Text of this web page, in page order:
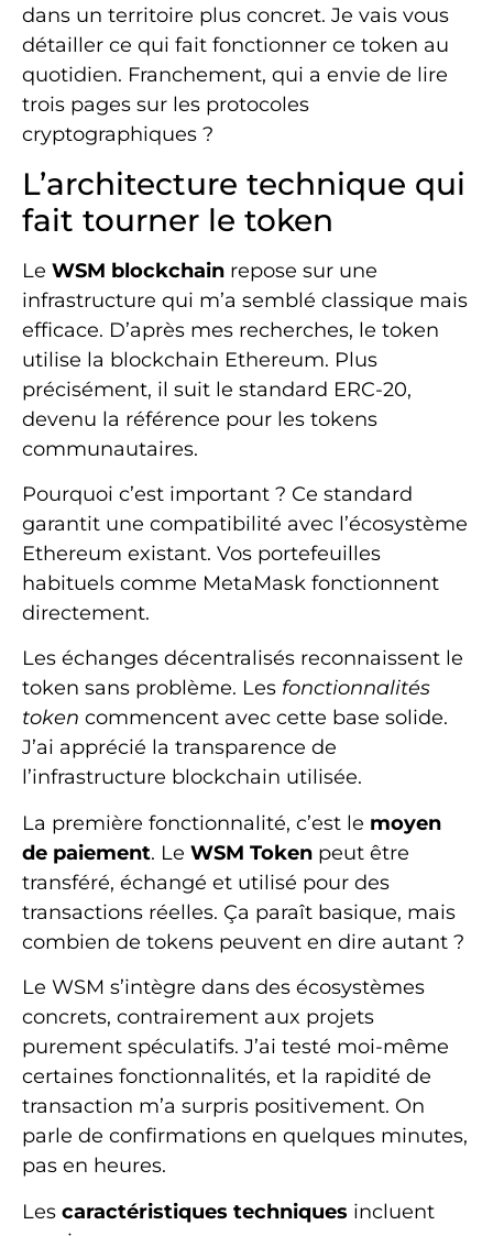
dans un territoire plus concret. Je vais vous
détailler ce qui fait fonctionner ce token au
quotidien. Franchement, qui a envie de lire
trois pages sur les protocoles
cryptographiques ?
L’architecture technique qui
fait tourner le token
Le WSM blockchain repose sur une
infrastructure qui m’a semblé classique mais
efficace. D’après mes recherches, le token
utilise la blockchain Ethereum. Plus
précisément, il suit le standard ERC-20,
devenu la référence pour les tokens
communautaires.
Pourquoi c’est important ? Ce standard
garantit une compatibilité avec l’écosystème
Ethereum existant. Vos portefeuilles
habituels comme MetaMask fonctionnent
directement.
Les échanges décentralisés reconnaissent le
token sans problème. Les fonctionnalités
token commencent avec cette base solide.
J’ai apprécié la transparence de
l’infrastructure blockchain utilisée.
La première fonctionnalité, c’est le moyen
de paiement. Le WSM Token peut être
transféré, échangé et utilisé pour des
transactions réelles. Ça paraît basique, mais
combien de tokens peuvent en dire autant ?
Le WSM s’intègre dans des écosystèmes
concrets, contrairement aux projets
purement spéculatifs. J’ai testé moi-même
certaines fonctionnalités, et la rapidité de
transaction m’a surpris positivement. On
parle de confirmations en quelques minutes,
pas en heures.
Les caractéristiques techniques incluent